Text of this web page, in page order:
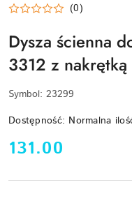
(0)
Dysza ścienna
3312 z
Symbol: 23299
Dostępność: Normalna
cena:
131.00